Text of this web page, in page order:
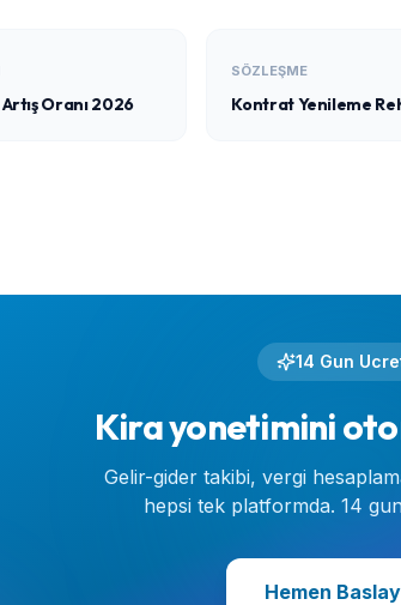
Oranı 2026
SÖZLEŞME
Kontrat Yenileme
14 Gun
Kira yonetimini
Gelir-gider takibi, vergi
hepsi tek platformda. 14
Hemen